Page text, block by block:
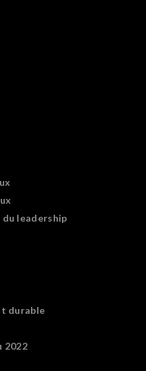
leadership
durable
2022